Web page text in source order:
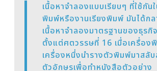
เนื้อหาจำลองแบบเรียบๆ ที่ใช้กัน
พิมพ์หรืองานเรียงพิมพ์ มันได้กล
เนื้อหาจำลองมาตรฐานของธุรกิ
ตั้งแต่ศตวรรษที่ 16 เมื่อเครื่อง
เครื่องหนึ่งนำรางตัวพิมพ์มาสลั
ตัวอักษรเพื่อทำหนังสือตัวอย่าง